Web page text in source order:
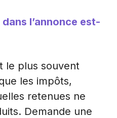
l’annonce est-
le plus souvent
les impôts,
retenues ne
Demande une